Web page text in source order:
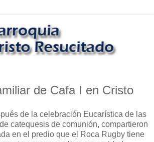
de Cafa I en Cristo
de la celebración Eucarística de las
catequesis de comunión, compartieron
en el predio que el Roca Rugby tiene